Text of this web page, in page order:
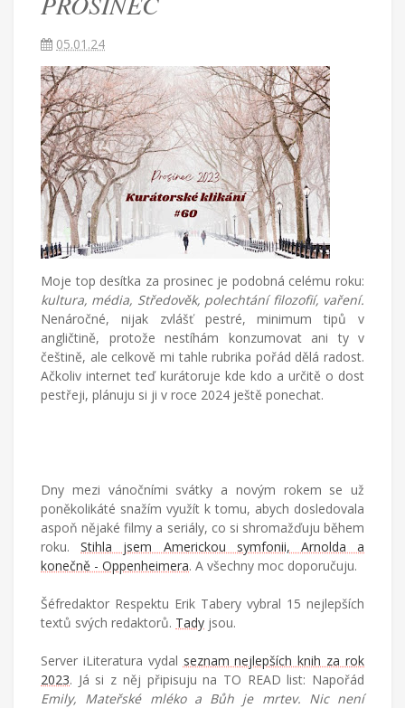
píše
životě
cizích
zemích,
mateřství
radostech
všednodenního
života.
05.01.24
Moje top desítka za prosinec je podobná celému roku:
kultura, média, Středověk, polechtání filozofií, vaření.
Nenáročné, nijak zvlášť pestré, minimum tipů v
angličtině, protože nestíhám konzumovat ani ty v
češtině, ale celkově mi tahle rubrika pořád dělá radost.
Ačkoliv internet teď kurátoruje kde kdo a určitě o dost
pestřeji, plánuju si ji v roce 2024 ještě ponechat.
Dny mezi vánočními svátky a novým rokem se už
poněkolikáté snažím využít k tomu, abych dosledovala
aspoň nějaké filmy a seriály, co si shromažďuju během
roku.Stihla jsem Americkou symfonii, Arnolda a
konečně - Oppenheimera. A všechny moc doporučuju.
Šéfredaktor Respektu Erik Tabery vybral 15 nejlepších
textů svých redaktorů. Tady jsou.
Server iLiteratura vydal seznam nejlepších knih za rok
2023. Já si z něj připisuju na TO READ list: Napořád
Emily, Mateřské mléko a Bůh je mrtev. Nic není